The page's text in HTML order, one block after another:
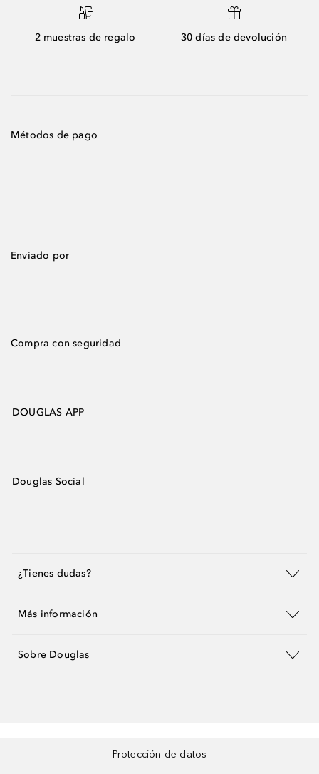
2 muestras de regalo 30 días de devolución
Métodos de pago
Enviado por
Compra con seguridad
DOUGLAS APP
Douglas Social
¿Tienes dudas?
Más información
Sobre Douglas
Protección de datos